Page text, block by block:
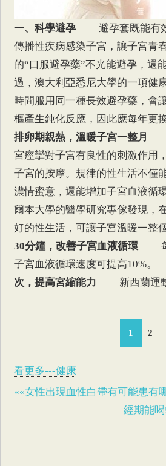
一、科學避孕 避孕套既能有效
傳播性疾病感染子宮，讓子宮青
的“口服避孕藥”不光能避孕，還
過，澳大利亞悉尼大學的一項健
時間服用同一種長效避孕藥，會
樞產生鈍化反應，因此應每年更
排卵期親熱，溫暖子宮一整月
宮痙攣對子宮有良性的刺激作用
子宮的按摩。規律的性生活不僅
濃情蜜意，還能增加子宮血液
爾本大學的醫學研究專傢發現，
好的性生活，可讓子宮溫暖一整
30分鐘，改善子宮血液循環 每
子宮血液循環速度可提高10%。
次，提高宮縮能力
新西蘭運
1 2
看更多---健康
««女性出現血性白帶有可能患有
經期能